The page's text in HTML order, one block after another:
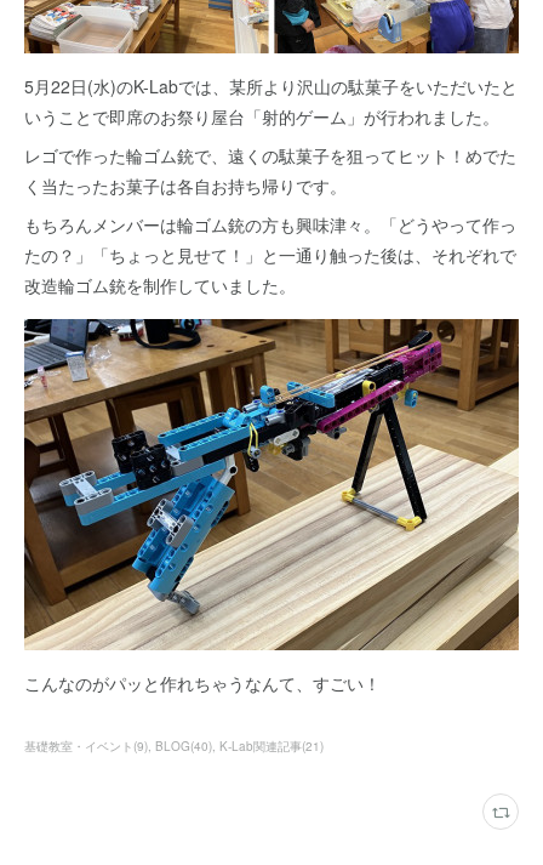
5月22日(水)のK-Labでは、某所より沢山の駄菓子をいただいたと
いうことで即席のお祭り屋台「射的ゲーム」が行われました。
レゴで作った輪ゴム銃で、遠くの駄菓子を狙ってヒット！めでた
く当たったお菓子は各自お持ち帰りです。
もちろんメンバーは輪ゴム銃の方も興味津々。「どうやって作っ
たの？」「ちょっと見せて！」と一通り触った後は、それぞれで
改造輪ゴム銃を制作していました。
こんなのがパッと作れちゃうなんて、すごい！
基礎教室・イベント (9) BLOG(40) K-Lab関連記事(21)